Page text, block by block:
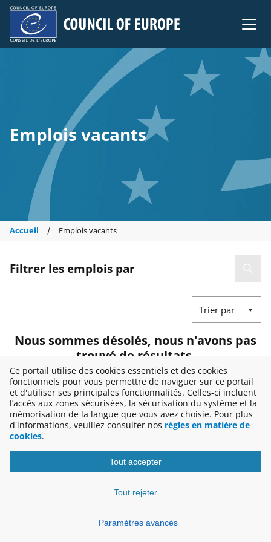
Ce portail utilise des cookies essentiels et des cookies
fonctionnels pour vous permettre de naviguer sur ce portail
et d'utiliser ses principales fonctionnalités. Celles-ci incluent
l’accès aux zones sécurisées, la sécurisation du système et la
mémorisation de la langue que vous avez choisie. Pour plus
d'informations, veuillez consulter nos règles en matière de
cookies.
Tout accepter
Tout rejeter
Paramètres avancés
Council of Europe
Emplois vacants
Accueil Emplois vacants
Filtrer les emplois par
Trier par
Nous sommes désolés, nous n'avons pas
trouvé de résultats.
Nous n'avons pas de recommandations en ce moment mais
vous pouvezexplorer tous les emplois vacants.
Copyright © 2026
Disclaimer